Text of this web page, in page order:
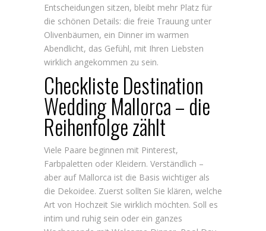
Entscheidungen sitzen, bleibt mehr Platz für
die schönen Details: die freie Trauung unter
Olivenbäumen, ein Dinner im warmen
Abendlicht, das Gefühl, mit Ihren Liebsten
wirklich angekommen zu sein.
Checkliste Destination
Wedding Mallorca – die
Reihenfolge zählt
Viele Paare beginnen mit Pinterest,
Farbpaletten oder Kleidern. Verständlich –
aber auf Mallorca ist die Basis wichtiger als
die Dekoidee. Zuerst sollten Sie klären, welche
Art von Hochzeit Sie wirklich möchten. Soll es
intim und ruhig sein oder ein ganzes